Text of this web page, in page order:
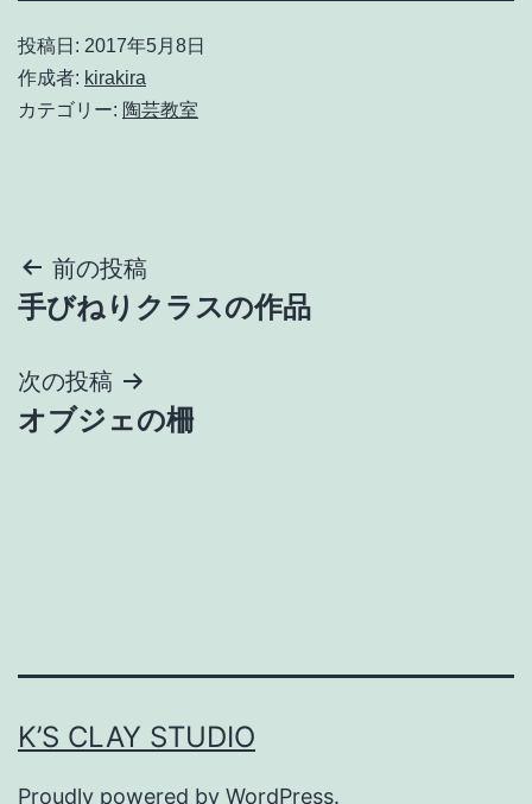
投稿日: 2017年5月8日
作成者: kirakira
カテゴリー: 陶芸教室
投
稿
ナ
ビ
前の投稿
手びねりクラスの作品
次の投稿
オブジェの柵
K’S CLAY STUDIO
Proudly powered by WordPress.